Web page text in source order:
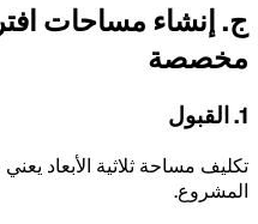
ج. إنشاء مساحات
مخصصة
1. القبول
تكليف مساحة ثلاثية الأبعاد
المشروع.